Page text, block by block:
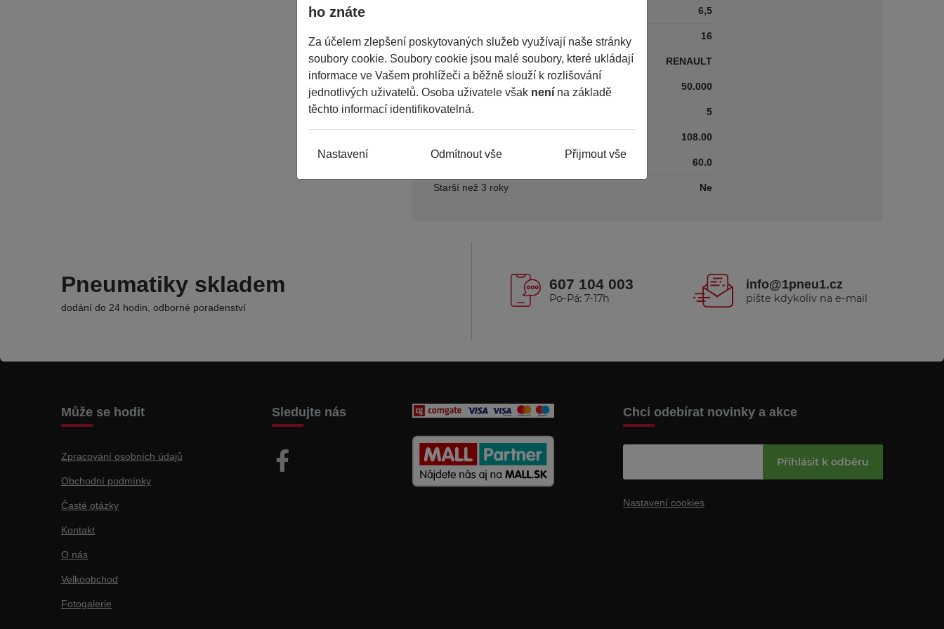
6,5
Průměr 16
Dezén RENAULT
ET 50.000
Počet děr 5
108.00
60.0
Starší než 3 roky Ne
ho znáte
Za účelem zlepšení poskytovaných služeb využívají naše stránky
soubory cookie. Soubory cookie jsou malé soubory, které ukládají
informace ve Vašem prohlížeči a běžně slouží k rozlišování
jednotlivých uživatelů. Osoba uživatele však není na základě
těchto informací identifikovatelná.
Nastavení Odmítnout vše Přijmout vše
Pneumatiky skladem
dodání do 24 hodin, odborné poradenství
607 104 003
Po-Pá: 7-17h
info@1pneu1.cz
pište kdykoliv na e-mail
Může se hodit
Zpracování osobních údajů
Obchodní podmínky
Časté otázky
Kontakt
O nás
Velkoobchod
Fotogalerie
Sledujte nás Chci odebírat novinky a akce
Přihlásit k odběru
Nastavení cookies